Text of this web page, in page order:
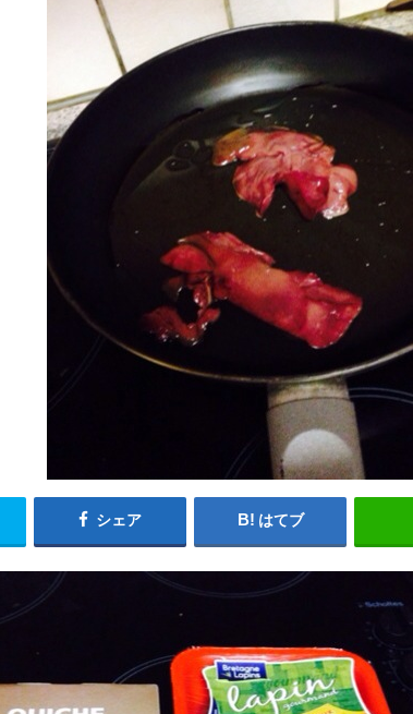
シェア はてブ